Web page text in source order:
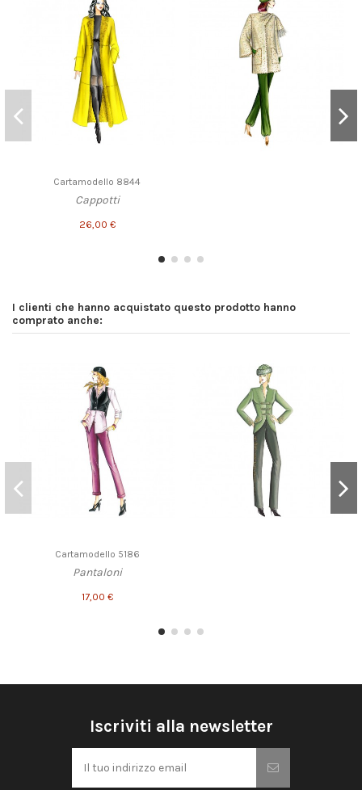
Cartamodello 8844
Cappotti
26,00 €
I clienti che hanno acquistato questo prodotto hanno
comprato anche:
Cartamodello 5186
Pantaloni
17,00 €
Iscriviti alla newsletter